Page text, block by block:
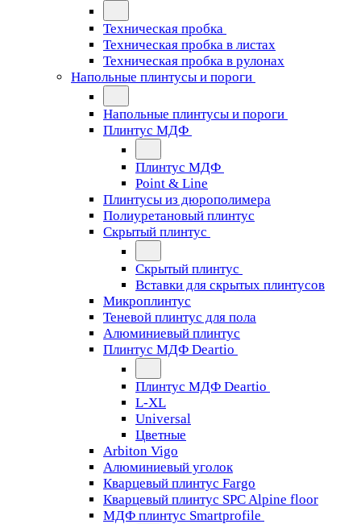
Техническая пробка
Техническая пробка в листах
Техническая пробка в рулонах
Напольные плинтусы и пороги
Напольные плинтусы и пороги
Плинтус МДФ
Плинтус МДФ
Point & Line
Плинтусы из дюрополимера
Полиуретановый плинтус
Скрытый плинтус
Скрытый плинтус
Вставки для скрытых плинтусов
Микроплинтус
Теневой плинтус для пола
Алюминиевый плинтус
Плинтус МДФ Deartio
Плинтус МДФ Deartio
L-XL
Universal
Цветные
Arbiton Vigo
Алюминиевый уголок
Кварцевый плинтус Fargo
Кварцевый плинтус SPC Alpine floor
МДФ плинтус Smartprofile